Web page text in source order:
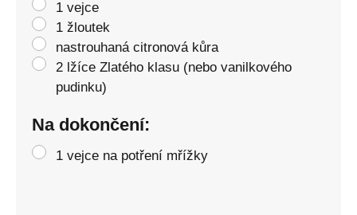
1 vejce
1 žloutek
nastrouhaná citronová kůra
2 lžíce Zlatého klasu (nebo vanilkového
pudinku)
Na dokončení:
1 vejce na potření mřížky